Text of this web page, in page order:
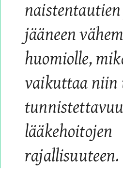
jääneen
huomiolle,
vaikuttaa niin
lääkehoitojen
rajallisuuteen.